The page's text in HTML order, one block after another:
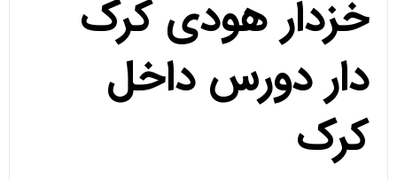
خزدار هودی کرک
دار دورس داخل
کرک